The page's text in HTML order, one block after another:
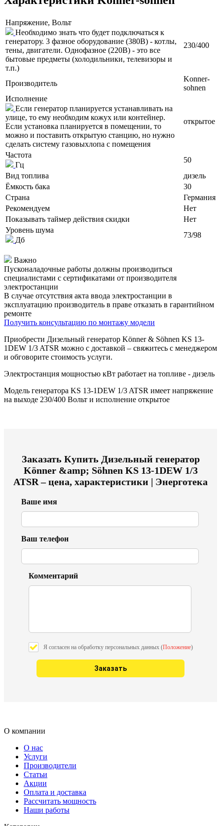
Напряжение, Вольт
Необходимо знать что будет подключаться к
генератору. 3 фазное оборудование (380В) - котлы,
тены, двигатели. Однофазное (220В) - это все
бытовые предметы (холодильники, телевизоры и
т.п.)
230/400
Производитель
Konner-
sohnen
Исполнение
Если генератор планируется устанавливать на
улице, то ему необходим кожух или контейнер.
Если установка планируется в помещении, то
можно и поставить открытую станцию, но нужно
сделать систему газовыхлопа с помещения
открытое
Частота
Гц
50
Вид топлива
дизель
Ёмкость бака
30
Страна
Германия
Рекомендуем
Нет
Показывать таймер действия скидки
Нет
Уровень шума
Дб
73/98
Важно
Пусконаладочные работы должны производиться
специалистами с сертификатами от производителя
электростанции
В случае отсутствия акта ввода электростанции в
эксплуатацию производитель в праве отказать в гарантийном
ремонте
Получить консультацию по монтажу модели
Приобрести Дизельный генератор Könner & Söhnen KS 13-
1DEW 1/3 ATSR можно с доставкой – свяжитесь с менеджером
и обговорите стоимость услуги.
Электростанция мощностью кВт работает на топливе - дизель
Модель генератора KS 13-1DEW 1/3 ATSR имеет напряжение
на выходе 230/400 Вольт и исполнение открытое
Заказать Купить Дизельный генератор
Könner &amp; Söhnen KS 13-1DEW 1/3
ATSR – цена, характеристики | Энерготека
Ваше имя
Ваш телефон
Комментарий
Я согласен на обработку персональных данных (Положение)
О компании
О нас
Услуги
Производители
Статьи
Акции
Оплата и доставка
Рассчитать мощность
Наши работы